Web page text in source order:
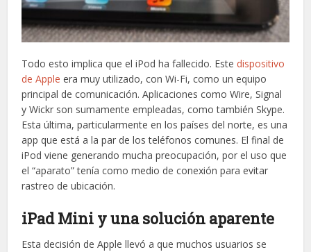
Todo esto implica que el iPod ha fallecido. Estedispositivo
de Apple era muy utilizado, con Wi-Fi, como un equipo
principal de comunicación. Aplicaciones como Wire, Signal
y Wickr son sumamente empleadas, como también Skype.
Esta última, particularmente en los países del norte, es una
app que está a la par de los teléfonos comunes. El final de
iPod viene generando mucha preocupación, por el uso que
el “aparato” tenía como medio de conexión para evitar
rastreo de ubicación.
iPad Mini y una solución aparente
Esta decisión de Apple llevó a que muchos usuarios se